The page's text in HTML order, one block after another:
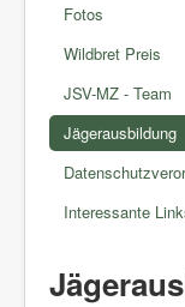
Fotos
Wildbret Preis
JSV-MZ - Team
Jägerausbildung
Interessante